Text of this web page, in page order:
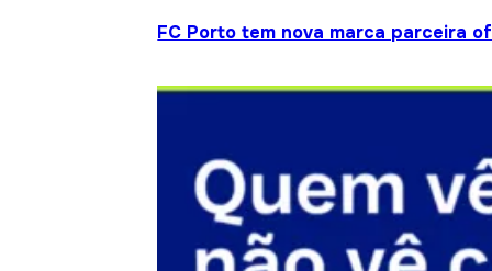
FC Porto tem nova marca parceira